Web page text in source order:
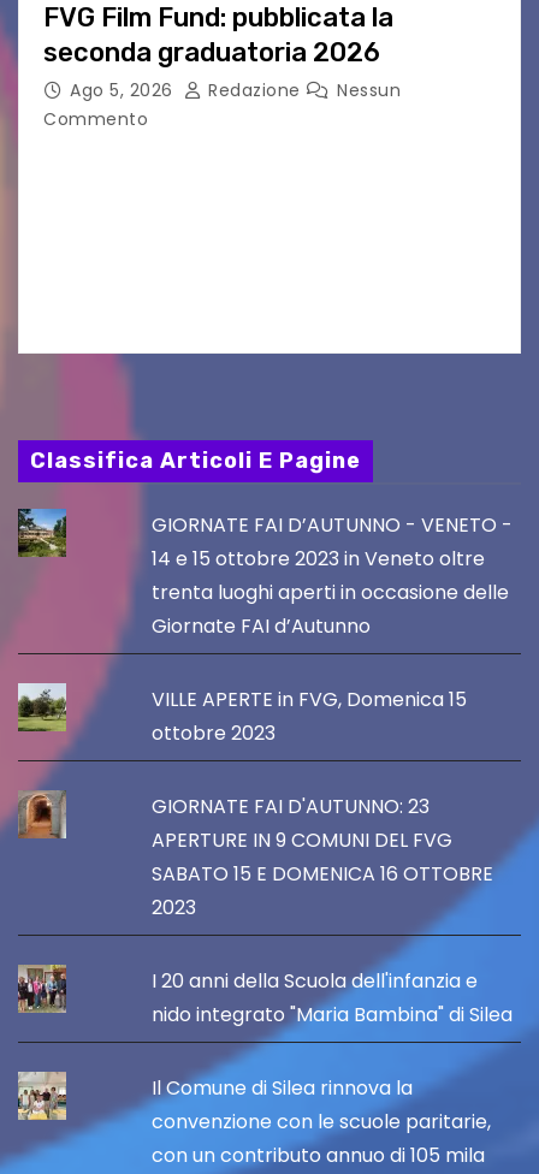
FVG Film Fund: pubblicata la
seconda graduatoria 2026
Ago 5, 2026 Redazione
Nessun
Commento
Classifica Articoli E Pagine
GIORNATE FAI D’AUTUNNO - VENETO -
14 e 15 ottobre 2023 in Veneto oltre
trenta luoghi aperti in occasione delle
Giornate FAI d’Autunno
VILLE APERTE in FVG, Domenica 15
ottobre 2023
GIORNATE FAI D'AUTUNNO: 23
APERTURE IN 9 COMUNI DEL FVG
SABATO 15 E DOMENICA 16 OTTOBRE
2023
I 20 anni della Scuola dell'infanzia e
nido integrato "Maria Bambina" di Silea
Il Comune di Silea rinnova la
convenzione con le scuole paritarie,
con un contributo annuo di 105 mila